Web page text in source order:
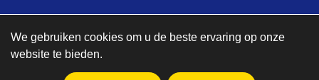
© Copyright 2026,BMI Kantoormeubelen
|Sitemap
We gebruiken cookies om u de beste ervaring op onze
website te bieden.